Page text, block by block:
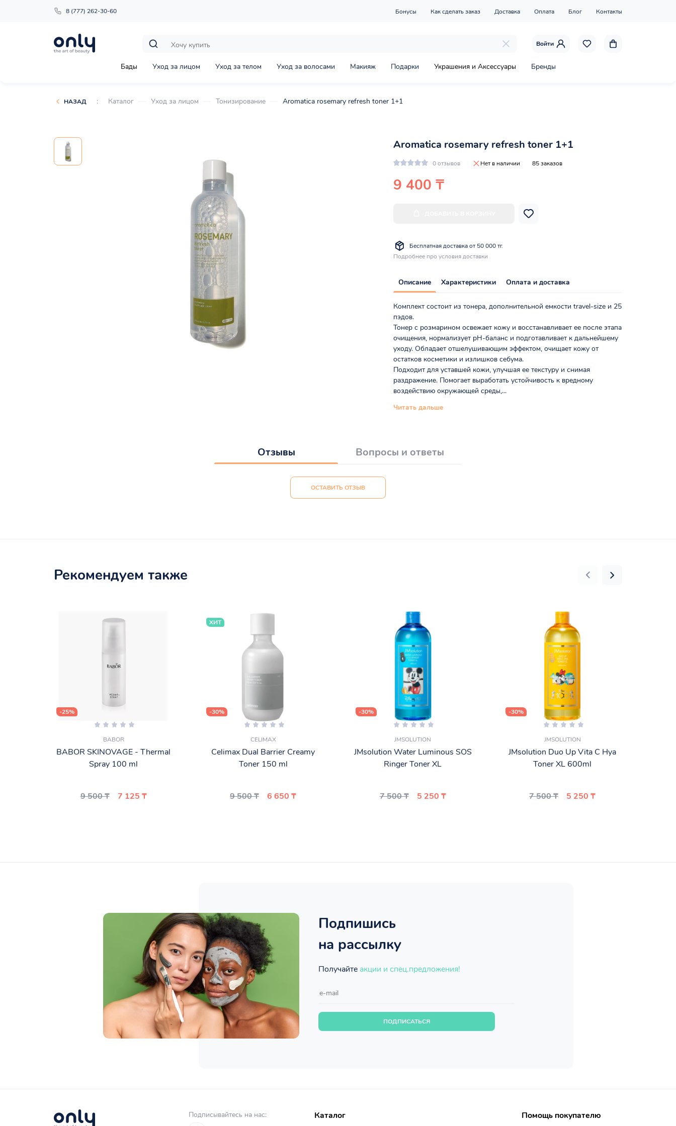
8 (777) 262-30-60 Бонусы Как сделать заказ Доставка Оплата Блог Контакты
Войти
Бады Уход за лицом Уход за телом Уход за волосами Макияж Подарки Украшения и Аксессуары Бренды
НАЗАД : Каталог Уход за лицом Тонизирование Aromatica rosemary refresh toner 1+1
Aromatica rosemary refresh toner 1+1
0 отзывов Нет в наличии 85 заказов
9 400 ₸
Бесплатная доставка от 50 000 тг.
Подробнее про условия доставки
Описание Характеристики Оплата и доставка
Комплект состоит из тонера, дополнительной емкости travel-size и 25
пэдов.
Тонер с розмарином освежает кожу и восстанавливает ее после этапа
очищения, нормализует pH-баланс и подготавливает к дальнейшему
уходу. Обладает отшелушивающим эффектом, очищает кожу от
остатков косметики и излишков себума.
Подходит для уставшей кожи, улучшая ее текстуру и снимая
раздражение. Помогает выработать устойчивость к вредному
воздействию окружающей среды,...
Читать дальше
Отзывы Вопросы и ответы
ОСТАВИТЬ ОТЗЫВ
Рекомендуем также
-25%
BABOR
BABOR SKINOVAGE - Thermal
Spray 100 ml
9 500 ₸ 7 125 ₸
ХИТ
-30%
CELIMAX
Celimax Dual Barrier Creamy
Toner 150 ml
9 500 ₸ 6 650 ₸
-30%
JMSOLUTION
JMsolution Water Luminous SOS
Ringer Toner XL
7 500 ₸ 5 250 ₸
-30%
JMSOLUTION
JMsolution Duo Up Vita C Hya
Toner XL 600ml
7 500 ₸ 5 250 ₸
Подпишись
на рассылку
Получайте акции и спец.предложения!
ПОДПИСАТЬСЯ
Подписывайтесь на нас:
Каталог Помощь покупателю